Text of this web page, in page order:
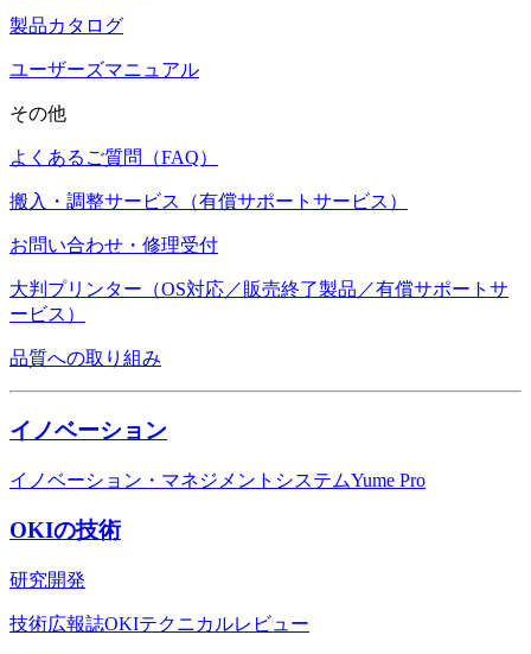
製品カタログ
ユーザーズマニュアル
その他
よくあるご質問（FAQ）
搬入・調整サービス（有償サポートサービス）
お問い合わせ・修理受付
大判プリンター（OS対応／販売終了製品／有償サポートサ
ービス）
品質への取り組み
イノベーション
イノベーション・マネジメントシステムYume Pro
OKIの技術
研究開発
技術広報誌OKIテクニカルレビュー